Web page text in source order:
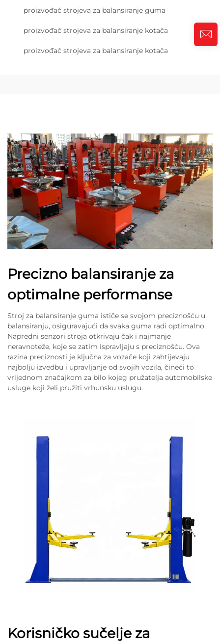
proizvođač strojeva za balansiranje guma
proizvođač strojeva za balansiranje kotača
proizvođač strojeva za balansiranje kotača
Precizno balansiranje za
optimalne performanse
Stroj za balansiranje guma ističe se svojom preciznošću u
balansiranju, osiguravajući da svaka guma radi optimalno.
Napredni senzori stroja otkrivaju čak i najmanje
neravnoteže, koje se zatim ispravljaju s preciznošću. Ova
razina preciznosti je ključna za vozače koji zahtijevaju
najbolju izvedbu i upravljanje od svojih vozila, čineći to
vrijednom značajkom za bilo kojeg pružatelja automobilske
usluge koji želi pružiti vrhunsku uslugu.
Korisničko sučelje za